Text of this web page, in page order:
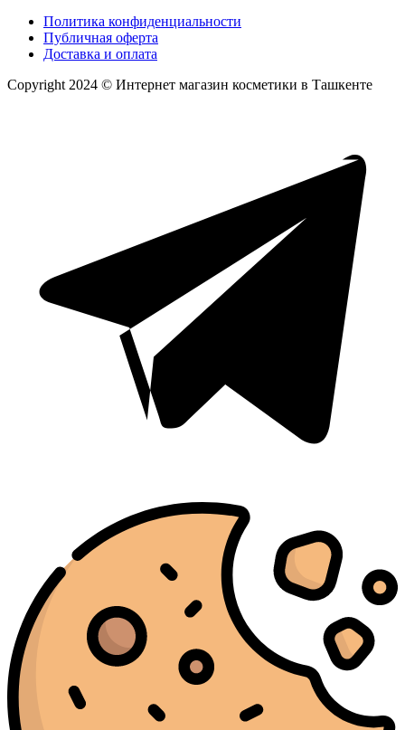
Политика конфиденциальности
Публичная оферта
Доставка и оплата
Copyright 2024 © Интернет магазин косметики в Ташкенте